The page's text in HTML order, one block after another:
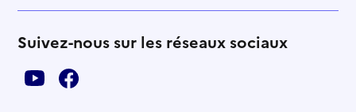
Suivez-nous sur les réseaux sociaux